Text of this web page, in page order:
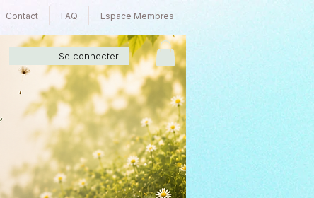
Contact FAQ Espace Membres
Se connecter